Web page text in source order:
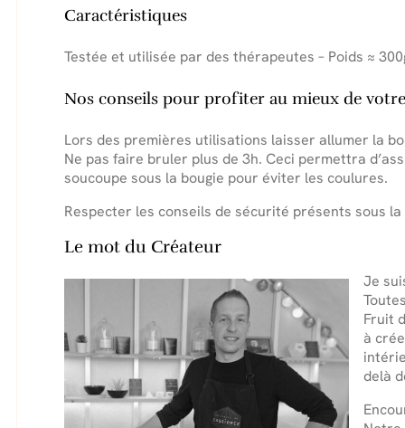
Caractéristiques
Testée et utilisée par des thérapeutes – Poids ≈
Nos conseils pour profiter au mieux de
Lors des premières utilisations laisser allumer la
Ne pas faire bruler plus de 3h. Ceci permettra
soucoupe sous la bougie pour éviter les coulures.
Respecter les conseils de sécurité présents sous la
Le mot du Créateur
Je
Fruit
à
delà